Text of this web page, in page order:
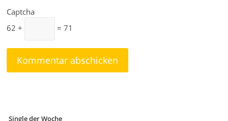
Captcha
62 +
= 71
Single der Woche